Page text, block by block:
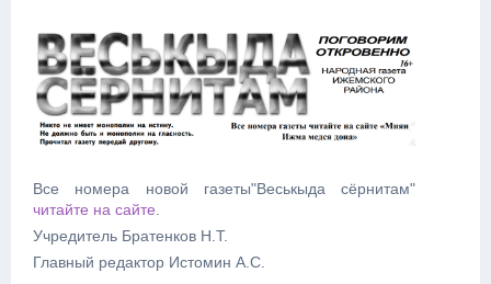
Все номера новой газеты"Веськыда сёрнитам"
читайте на сайте.
Учредитель Братенков Н.Т.
Главный редактор Истомин А.С.